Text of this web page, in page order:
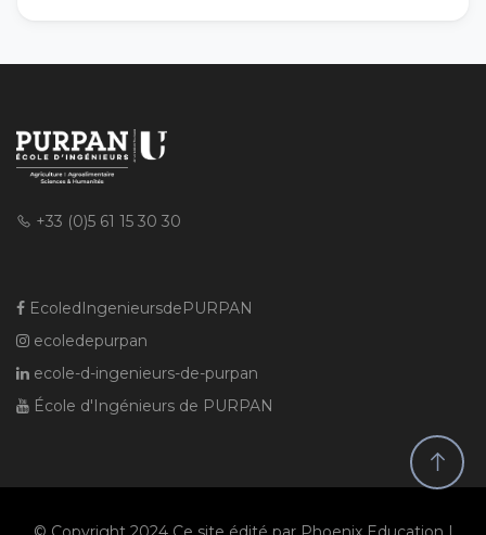
+33 (0)5 61 15 30 30
EcoledIngenieursdePURPAN
ecoledepurpan
ecole-d-ingenieurs-de-purpan
École d'Ingénieurs de PURPAN